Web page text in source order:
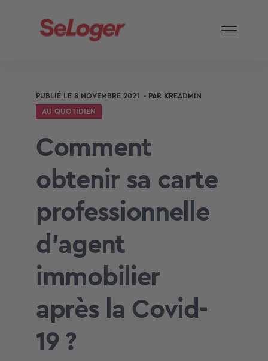
PUBLIÉ LE 8 NOVEMBRE 2021 - PAR KREADMIN
AU QUOTIDIEN
Comment
obtenir sa carte
professionnelle
d’agent
immobilier
après la Covid-
19 ?